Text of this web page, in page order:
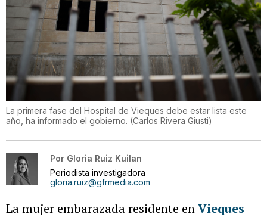
La primera fase del Hospital de Vieques debe estar lista este
año, ha informado el gobierno. (Carlos Rivera Giusti)
Por Gloria Ruiz Kuilan
Periodista investigadora
gloria.ruiz@gfrmedia.com
La mujer embarazada residente enVieques